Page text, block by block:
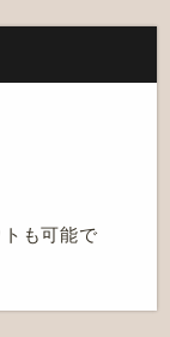
も可能で